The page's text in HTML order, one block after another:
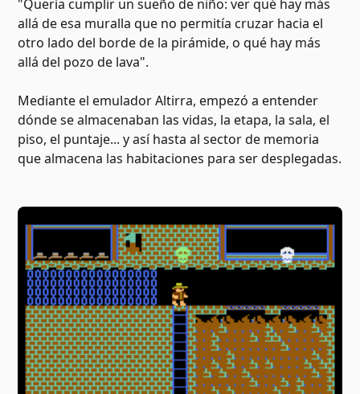
"Quería cumplir un sueño de niño: ver qué hay más
allá de esa muralla que no permitía cruzar hacia el
otro lado del borde de la pirámide, o qué hay más
allá del pozo de lava".
Mediante el emulador Altirra, empezó a entender
dónde se almacenaban las vidas, la etapa, la sala, el
piso, el puntaje... y así hasta al sector de memoria
que almacena las habitaciones para ser desplegadas.